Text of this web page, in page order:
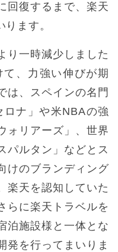
回復するまで、楽天
ます。
り一時減少しました
、力強い伸びが期
は、スペインの名門
ナ」や米NBAの強
ォリアーズ」、世界
パルタン」などとス
けのブランディング
楽天を認知していた
らに楽天トラベルを
泊施設様と一体とな
発を行ってまいりま